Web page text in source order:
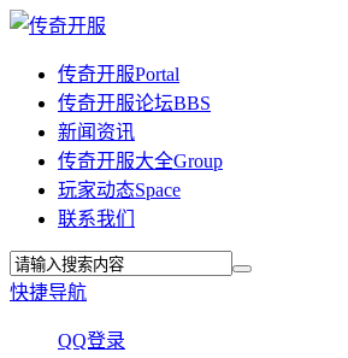
传奇开服Portal
传奇开服论坛BBS
新闻资讯
传奇开服大全Group
玩家动态Space
联系我们
快捷导航
QQ登录